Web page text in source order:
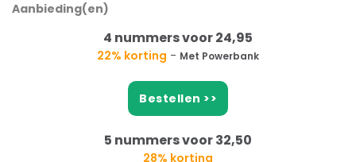
Aanbieding(en)
4 nummers voor 24,95
22% korting - Met Powerbank
Bestellen >>
5 nummers voor 32,50
28% korting